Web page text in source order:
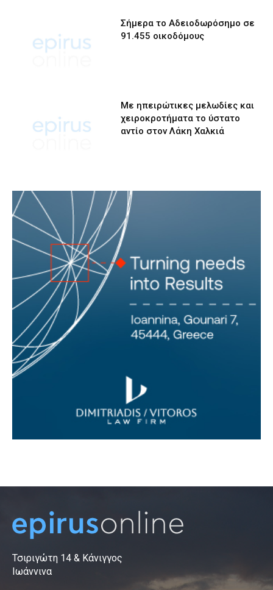
Σήμερα το Αδειοδωρόσημο σε
91.455 οικοδόμους
Με ηπειρώτικες μελωδίες και
χειροκροτήματα το ύστατο
αντίο στον Λάκη Χαλκιά
Τσιριγώτη 14 & Κάνιγγος
Ιωάννινα